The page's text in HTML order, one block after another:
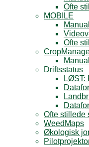
Ofte
MOBILE
Ofte
Driftsstatus
LØST:
Ofte stillede
WeedMaps
Økologisk